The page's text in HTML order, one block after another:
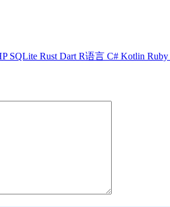
SQLite Rust Dart R语言 C# Kotlin Ruby